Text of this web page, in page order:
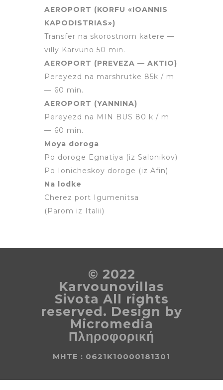
AEROPORT (KORFU «IOANNIS
KAPODISTRIAS»)
Transfer na skorostnom katere —
villy Karvuno 50 min.
AEROPORT (PREVEZA — AKTIO)
Pereyezd na marshrutke 85k / m
— 60 min.
AEROPORT (YANNINA)
Pereyezd na MIN BUS 80 k / m
— 60 min.
Moya doroga
Po doroge Egnatiya (iz Salonikov)
Po Ionicheskoy doroge (iz Afin)
Na lodke
Cherez port Igumenitsa
(Parom iz Italii)
© 2022
Karvounovillas
Sivota All rights
reserved. Design by
Micromedia
Πληροφορική
MHTE : 0621K10000181301